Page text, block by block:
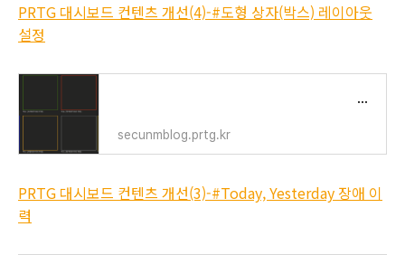
PRTG 대시보드 컨텐츠 개선(4)-#도형 상자(박스) 레이아웃
설정
PRTG 대시보드 컨텐츠 개선(4)-#도형 상자(박스) 레이아웃 설정
secunmblog.prtg.kr
PRTG 대시보드 컨텐츠 개선(3)-#Today, Yesterday 장애 이
력